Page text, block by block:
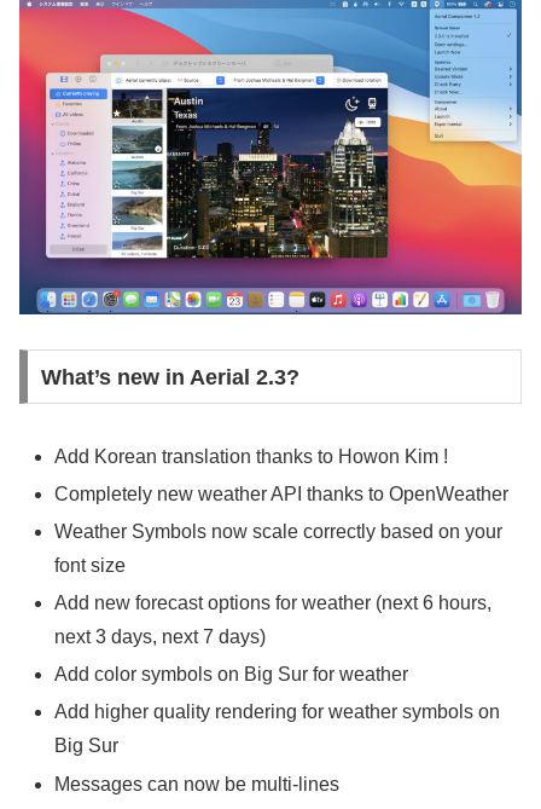
What’s new in Aerial 2.3?
Add Korean translation thanks to Howon Kim !
Completely new weather API thanks to OpenWeather
Weather Symbols now scale correctly based on your
font size
Add new forecast options for weather (next 6 hours,
next 3 days, next 7 days)
Add color symbols on Big Sur for weather
Add higher quality rendering for weather symbols on
Big Sur
Messages can now be multi-lines